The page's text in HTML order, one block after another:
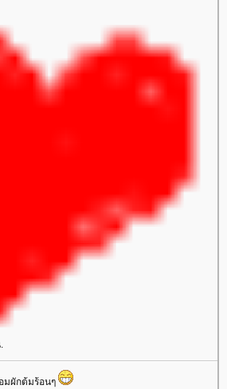
มผักต้มร้อนๆ